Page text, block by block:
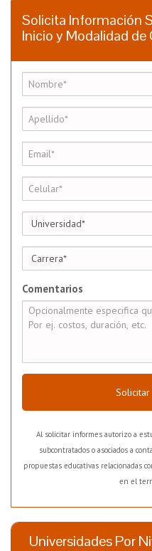
Solicita Información
Inicio y Modalidad de
Comentarios
Al solicitar informes autorizo a
subcontratados o asociados a
propuestas educativas relacionadas
en el
Universidades Por